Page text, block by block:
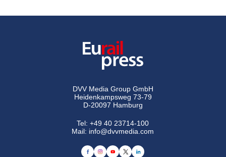
DVV Media Group GmbH
Heidenkampsweg 73-79
D-20097 Hamburg
Tel:+49 40 23714-100
Mail: info@dvvmedia.com